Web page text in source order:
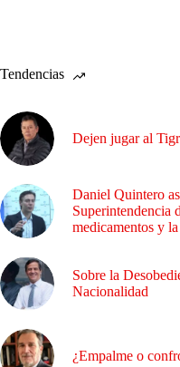
Tendencias
Dejen jugar al
Daniel Quintero
Superintendencia
medicamentos y
Sobre la
Nacionalidad
¿Empalme o